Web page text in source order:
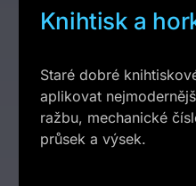
Knihtisk a
Staré dobré
aplikovat
ražbu, mechanické
průsek a výsek.